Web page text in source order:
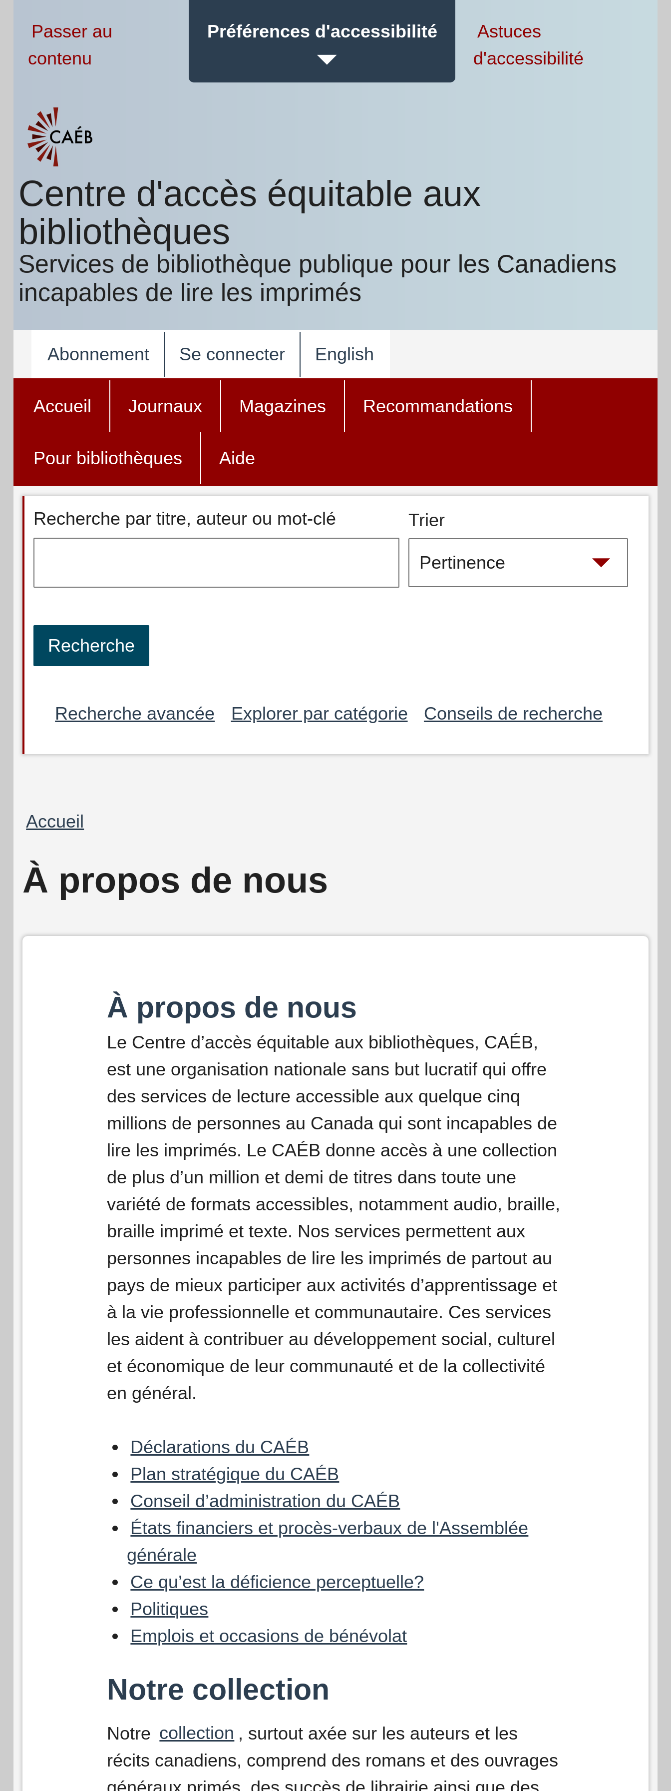
Passer au
contenu
Préférences d'accessibilité
Astuces
d'accessibilité
Centre d'accès équitable aux
bibliothèques
Services de bibliothèque publique pour les Canadiens
incapables de lire les imprimés
Abonnement Se connecter English
Accueil Journaux Magazines Recommandations
Pour bibliothèques Aide
Recherche par titre, auteur ou mot-clé Trier
Recherche avancée Explorer par catégorie Conseils de recherche
Fil
Accueil
À propos de nous
À propos de nous
Le Centre d’accès équitable aux bibliothèques, CAÉB,
est une organisation nationale sans but lucratif qui offre
des services de lecture accessible aux quelque cinq
millions de personnes au Canada qui sont incapables de
lire les imprimés. Le CAÉB donne accès à une collection
de plus d’un million et demi de titres dans toute une
variété de formats accessibles, notamment audio, braille,
braille imprimé et texte. Nos services permettent aux
personnes incapables de lire les imprimés de partout au
pays de mieux participer aux activités d’apprentissage et
à la vie professionnelle et communautaire. Ces services
les aident à contribuer au développement social, culturel
et économique de leur communauté et de la collectivité
en général.
Déclarations du CAÉB
Plan stratégique du CAÉB
Conseil d’administration du CAÉB
États financiers et procès-verbaux de l'Assemblée
générale
Ce qu’est la déficience perceptuelle?
Politiques
Emplois et occasions de bénévolat
Notre collection
Notre collection , surtout axée sur les auteurs et les
récits canadiens, comprend des romans et des ouvrages